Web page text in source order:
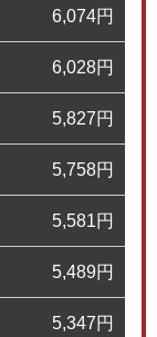
6,074円
6,028円
5,827円
5,758円
5,581円
5,489円
5,347円